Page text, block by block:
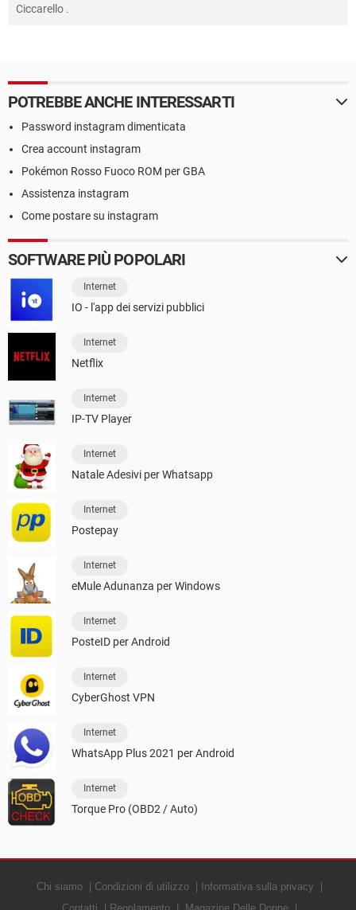
Ciccarello .
POTREBBE ANCHE INTERESSARTI
Password instagram dimenticata
Crea account instagram
Pokémon Rosso Fuoco ROM per GBA
Assistenza instagram
Come postare su instagram
SOFTWARE PIÙ POPOLARI
Internet
IO - l'app dei servizi pubblici
Internet
Netflix
Internet
IP-TV Player
Internet
Natale Adesivi per Whatsapp
Internet
Postepay
Internet
eMule Adunanza per Windows
Internet
PosteID per Android
Internet
CyberGhost VPN
Internet
WhatsApp Plus 2021 per Android
Internet
Torque Pro (OBD2 / Auto)
Chi siamo Condizioni di utilizzo
Informativa sulla privacy